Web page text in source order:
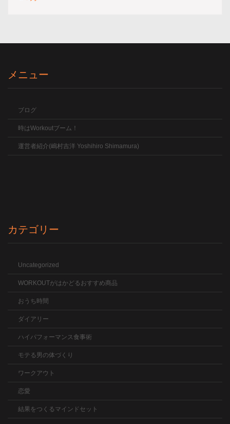
メニュー
ブログ
時はWorkoutブーム！
運営者紹介(嶋村吉洋 Yoshihiro Shimamura)
カテゴリー
Uncategorized
WORKOUTがはかどるおすすめ商品
おうち時間
ダイアリー
ハイパフォーマンス食事術
モテる男の体づくり
ワークアウト
恋愛
結果をつくるマインドセット